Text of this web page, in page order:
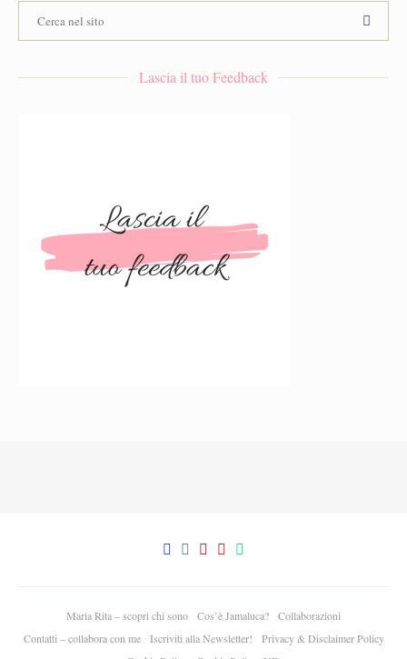
Lascia il tuo Feedback
Maria Rita – scopri chi sono Cos’è Jamaluca?
Collaborazioni
Contatti – collabora con me
Iscriviti alla Newsletter!
Privacy & Disclaimer Policy